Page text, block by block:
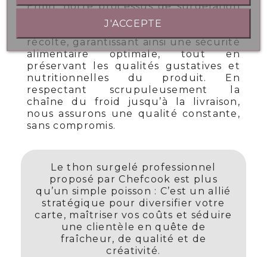
Enfin, notre processus de surgélation
rapide permet de bloquer le
développement microbien dès la
récolte, garantissant ainsi une sécurité
alimentaire optimale, tout en
préservant les qualités gustatives et
nutritionnelles du produit. En
respectant scrupuleusement la
chaîne du froid jusqu’à la livraison,
nous assurons une qualité constante,
sans compromis.
Le thon surgelé professionnel
proposé par Chefcook est plus
qu’un simple poisson : C’est un allié
stratégique pour diversifier votre
carte, maîtriser vos coûts et séduire
une clientèle en quête de
fraîcheur, de qualité et de
créativité.
J'ACCEPTE